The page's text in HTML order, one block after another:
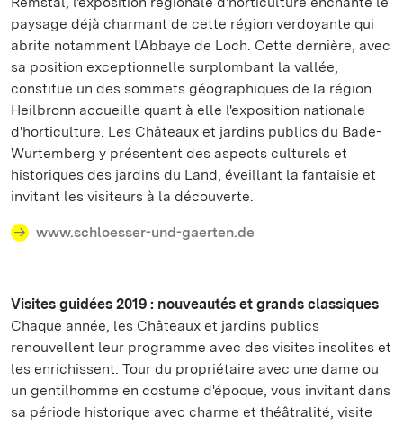
paysage déjà charmant de cette région verdoyante qui
abrite notamment l'Abbaye de Loch. Cette dernière, avec
sa position exceptionnelle surplombant la vallée,
constitue un des sommets géographiques de la région.
Heilbronn accueille quant à elle l'exposition nationale
d'horticulture. Les Châteaux et jardins publics du Bade-
Wurtemberg y présentent des aspects culturels et
historiques des jardins du Land, éveillant la fantaisie et
invitant les visiteurs à la découverte.
www.schloesser-und-gaerten.de
Visites guidées 2019 : nouveautés et grands classiques
Chaque année, les Châteaux et jardins publics
renouvellent leur programme avec des visites insolites et
les enrichissent. Tour du propriétaire avec une dame ou
un gentilhomme en costume d'époque, vous invitant dans
sa période historique avec charme et théâtralité, visite